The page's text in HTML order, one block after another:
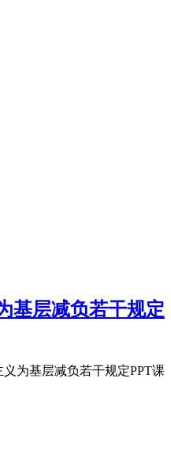
基层减负若干规定
为基层减负若干规定PPT课